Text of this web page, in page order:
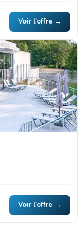
Voir l'offre →
Voir l'offre →